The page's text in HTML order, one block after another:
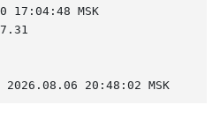
17:04:48 MSK
2026.08.06 20:48:02 MSK